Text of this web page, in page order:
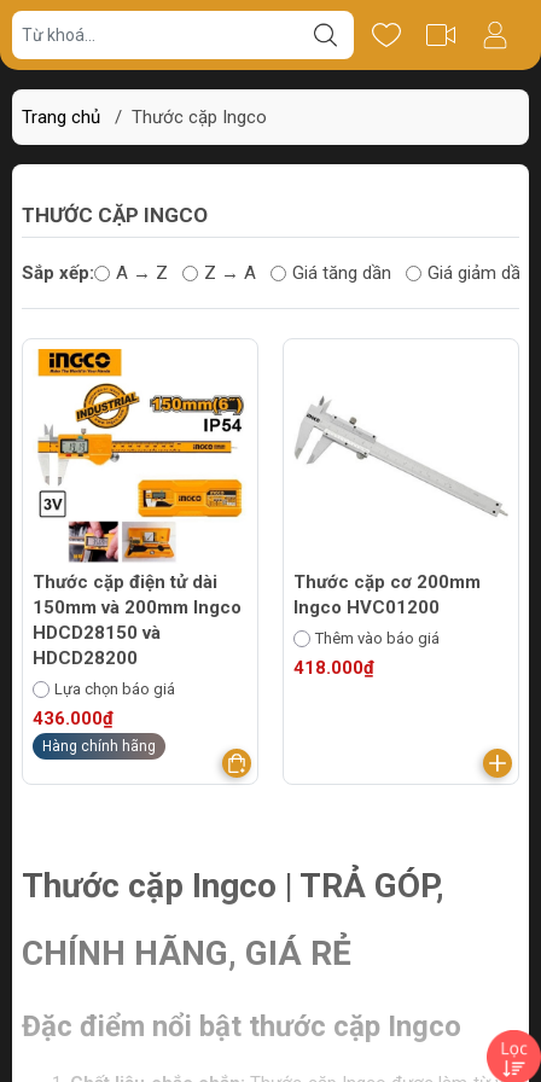
Trang chủ / Thước cặp Ingco
THƯỚC CẶP INGCO
Sắp xếp: A → Z Z → A Giá tăng dần Giá giảm dần
Thước cặp điện tử dài
150mm và 200mm Ingco
HDCD28150 và
HDCD28200
Lựa chọn báo giá
436.000₫
Hàng chính hãng
Thước cặp cơ 200mm
Ingco HVC01200
Thêm vào báo giá
418.000₫
Thước cặp Ingco | TRẢ GÓP,
CHÍNH HÃNG, GIÁ RẺ
Đặc điểm nổi bật thước cặp Ingco